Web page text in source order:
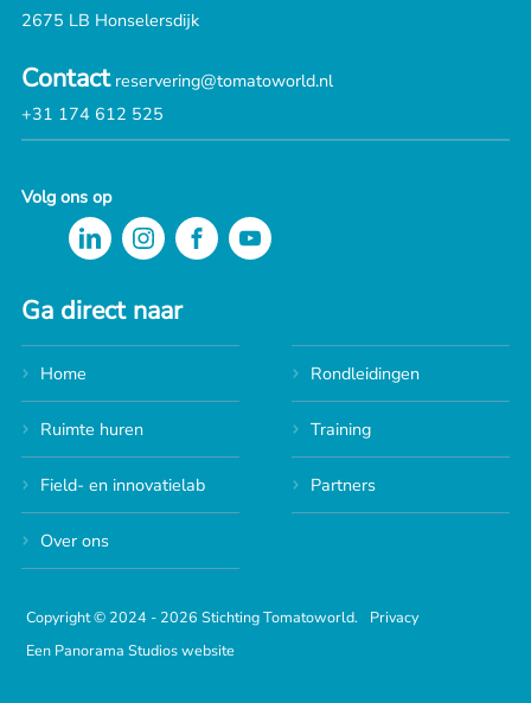
2675 LB Honselersdijk
Contact reservering@tomatoworld.nl
+31 174 612 525
Volg ons op
Ga direct naar
Home Rondleidingen
Ruimte huren Training
Field- en innovatielab Partners
Over ons
Copyright © 2024 - 2026 Stichting Tomatoworld.
Privacy
Een Panorama Studios website